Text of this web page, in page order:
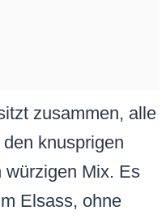
zusammen, alle
knusprigen
würzigen Mix. Es
Elsass, ohne